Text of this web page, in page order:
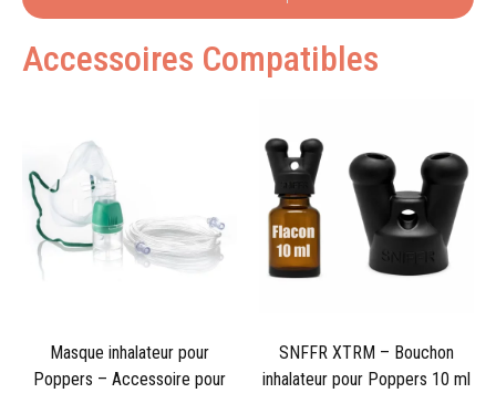
Accessoires Compatibles
Masque inhalateur pour
Poppers – Accessoire pour
SNFFR XTRM – Bouchon
inhalateur pour Poppers 10 ml